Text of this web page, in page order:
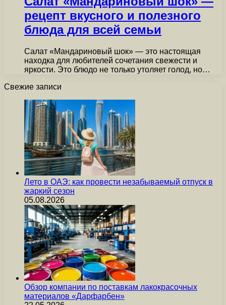
рецепт вкусного и полезного
блюда для всей семьи
Салат «Мандариновый шок» — это настоящая
находка для любителей сочетания свежести и
яркости. Это блюдо не только утоляет голод, но…
Свежие записи
Лето в ОАЭ: как провести незабываемый отпуск в
жаркий сезон
05.08.2026
Обзор компании по поставкам лакокрасочных
материалов «Дарфарбен»